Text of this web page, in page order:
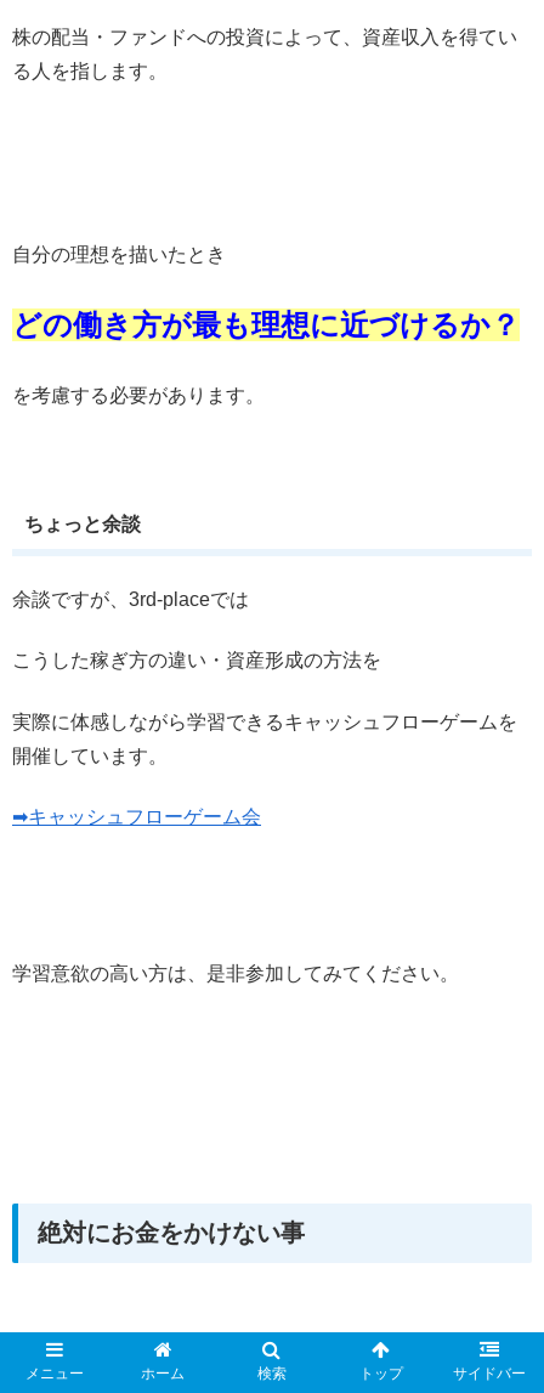
株の配当・ファンドへの投資によって、資産収入を得てい
る人を指します。
自分の理想を描いたとき
どの働き方が最も理想に近づけるか？
を考慮する必要があります。
ちょっと余談
余談ですが、3rd-placeでは
こうした稼ぎ方の違い・資産形成の方法を
実際に体感しながら学習できるキャッシュフローゲームを
開催しています。
➡キャッシュフローゲーム会
学習意欲の高い方は、是非参加してみてください。
絶対にお金をかけない事
先ほどのESBIのうち、新たに副業を始めようと考えている
メニュー ホーム 検索 トップ サイドバー